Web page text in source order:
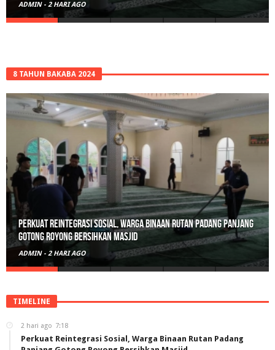
ADMIN - 2 HARI AGO
8 TAHUN BAKABA 2024
Perkuat Reintegrasi Sosial, Warga Binaan Rutan Padang Panjang
Gotong Royong Bersihkan Masjid
ADMIN - 2 HARI AGO
TIMELINE
2 hari ago 7:18
Perkuat Reintegrasi Sosial, Warga Binaan Rutan Padang